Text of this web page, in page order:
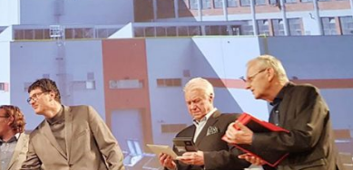
Historické stavby
Poruchy střechy
Rekonstrukce střechy
Větrání a odvětráváníKomíny
Fasáda
Omítky